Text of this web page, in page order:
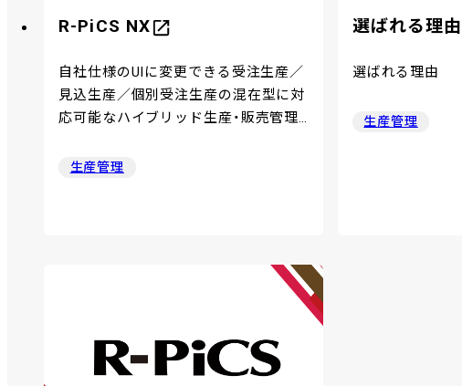
R-PiCS NX
自社仕様のUIに変更できる受注生産／
見込生産／個別受注生産の混在型に対
応可能なハイブリッド生産・販売管理
生産管理
選ばれる理由
選ばれる理由
生産管理